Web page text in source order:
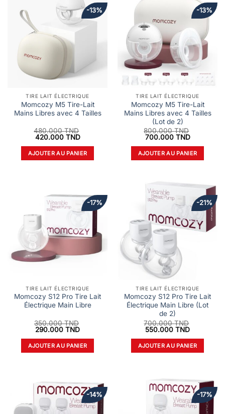
-13%
TIRE LAIT ÉLECTRIQUE
Momcozy M5 Tire-Lait
Mains Libres avec 4 Tailles
480.000TND
Le
initial
était :
480.000 TND.
420.000 TNDLe
actuel
est :
420.000 TND.
AJOUTER AU PANIER
-13%
TIRE LAIT ÉLECTRIQUE
Momcozy M5 Tire-Lait
Mains Libres avec 4 Tailles
(Lot de 2)
800.000TND
Le
initial
était :
800.000 TND.
700.000 TNDLe
actuel
est :
700.000
AJOUTER AU PANIER
-17%
TIRE LAIT ÉLECTRIQUE
Momcozy S12 Pro Tire Lait
Électrique Main Libre
350.000TND
Le
initial
était :
350.000 TND.
290.000 TNDLe
actuel
est :
290.000 TND.
AJOUTER AU PANIER
-21%
TIRE LAIT ÉLECTRIQUE
Momcozy S12 Pro Tire Lait
Électrique Main Libre (Lot
de 2)
700.000TND
Le
initial
était :
700.000 TND.
550.000 TNDLe
actuel
est :
550.000
AJOUTER AU PANIER
-14% -17%